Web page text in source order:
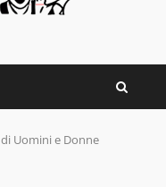
Uomini e Donne